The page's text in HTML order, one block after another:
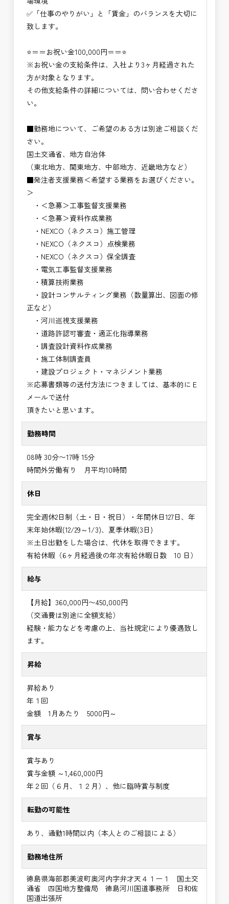
✅「仕事のやりがい」と「賃金」のバランスを大切に
致します。
⭐＝＝お祝い金100,000円＝＝⭐
※お祝い金の支給条件は、入社より3ヶ月経過された
方が対象となります。
その他支給条件の詳細については、問い合わせくださ
い。
■勤務地について、ご希望のある方は別途ご相談くだ
さい。
国土交通省、地方自治体
（東北地方、関東地方、中部地方、近畿地方など）
■発注者支援業務＜希望する業務をお選びください。
＞
・＜急募＞工事監督支援業務
・＜急募＞資料作成業務
・NEXCO（ネクスコ）施工管理
・NEXCO（ネクスコ）点検業務
・NEXCO（ネクスコ）保全調査
・電気工事監督支援業務
・積算技術業務
・設計コンサルティング業務（数量算出、図面の修
正など）
・河川巡視支援業務
・道路許認可審査・適正化指導業務
・調査設計資料作成業務
・施工体制調査員
・建設プロジェクト・マネジメント業務
※応募書類等の送付方法につきましては、基本的にＥ
メールで送付
頂きたいと思います。
勤務時間
08時 30分〜17時 15分
時間外労働有り 月平均10時間
休日
完全週休2日制（土・日・祝日）・年間休日127日、年
末年始休暇(12/29～1/3)、夏季休暇(3日)
※土日出勤をした場合は、代休を取得できます。
有給休暇（6ヶ月経過後の年次有給休暇日数 10 日）
給与
【月給】360,000円〜450,000円
（交通費は別途に全額支給）
経験・能力などを考慮の上、当社規定により優遇致し
ます。
昇給
昇給あり
年１回
金額 1月あたり 5000円～
賞与
賞与あり
賞与金額 ～1,460,000円
年２回（６月、１２月）、他に臨時賞与制度
転勤の可能性
あり、通勤1時間以内（本人とのご相談による）
勤務地住所
徳島県海部郡美波町奥河内字弁才天４１ー１ 国土交
通省 四国地方整備局 徳島河川国道事務所 日和佐
国道出張所